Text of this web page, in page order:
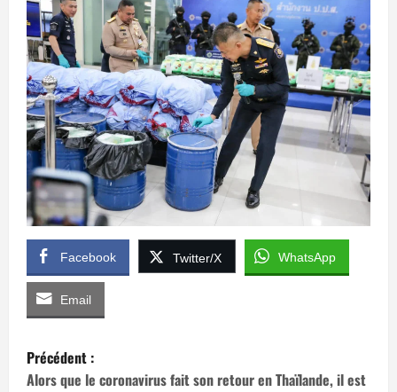
Facebook Twitter/X WhatsApp
Email
N
Précédent :
Alors que le coronavirus fait son retour en Thaïlande, il est